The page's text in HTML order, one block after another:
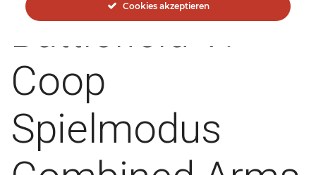
Battlefield V:
Coop
Spielmodus
Cookies akzeptieren